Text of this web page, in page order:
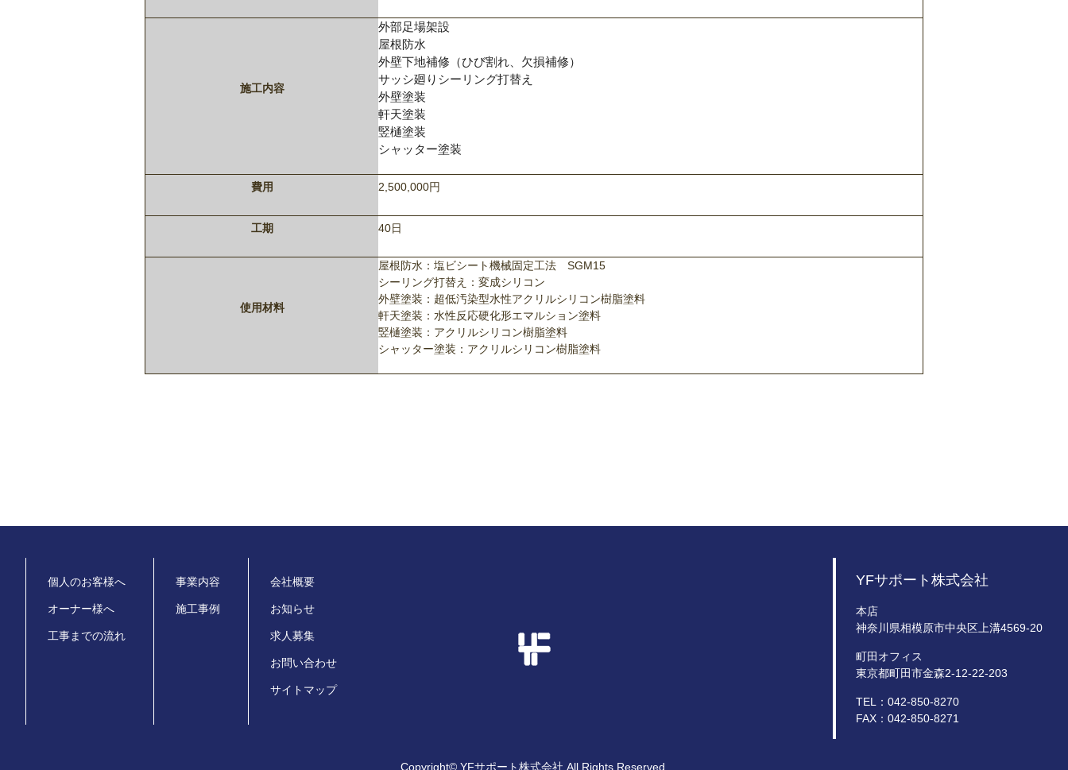
施工内容
外部足場架設
屋根防水
外壁下地補修（ひび割れ、欠損補修）
サッシ廻りシーリング打替え
外壁塗装
軒天塗装
竪樋塗装
シャッター塗装
費用 2,500,000円
工期 40日
使用材料
屋根防水：塩ビシート機械固定工法SGM15
シーリング打替え：変成シリコン
外壁塗装：超低汚染型水性アクリルシリコン樹脂塗料
軒天塗装：水性反応硬化形エマルション塗料
竪樋塗装：アクリルシリコン樹脂塗料
シャッター塗装：アクリルシリコン樹脂塗料
個人のお客様へ
オーナー様へ
工事までの流れ
事業内容
施工事例
会社概要
お知らせ
求人募集
お問い合わせ
サイトマップ
YFサポート株式会社
本店
神奈川県相模原市中央区上溝4569-20
町田オフィス
東京都町田市金森2-12-22-203
TEL：042-850-8270
FAX：042-850-8271
Copyright© YFサポート株式会社 All Rights Reserved.